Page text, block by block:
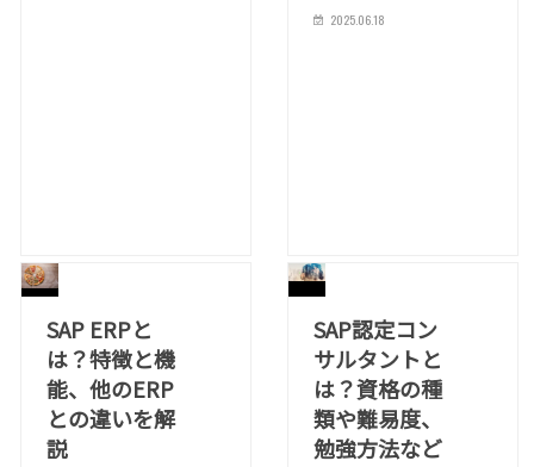
2025.06.18
SAP ERPと
は？特徴と機
能、他のERP
との違いを解
説
SAP認定コン
サルタントと
は？資格の種
類や難易度、
勉強方法など